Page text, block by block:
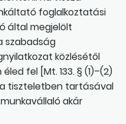
foglalkoztatási
által megjelölt
szabadság
közlésétől
fel [Mt. 133. § (1)–(2)
a tiszteletben tartásával
akár